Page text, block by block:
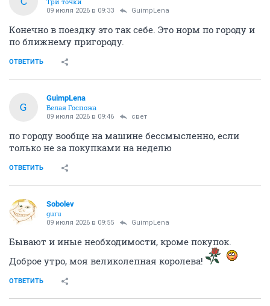
09 июля 2026 в 09:33 GuimpLena
Конечно в поездку это так себе. Это норм по городу и
по ближнему пригороду.
ОТВЕТИТЬ
G
GuimpLena
Белая Госпожа
09 июля 2026 в 09:46 свет
по городу вообще на машине бессмысленно, если
только не за покупками на неделю
ОТВЕТИТЬ
Sоbоlev
guru
09 июля 2026 в 09:55 GuimpLena
Бывают и иные необходимости, кроме покупок.
Доброе утро, моя великолепная королева!
ОТВЕТИТЬ